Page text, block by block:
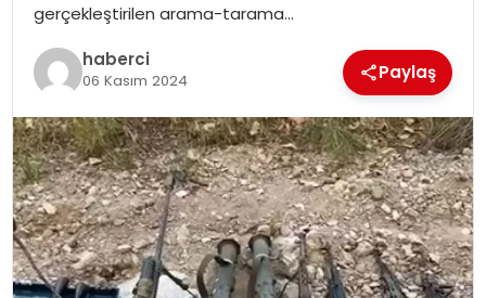
TEKNOLOJI
YAŞAM
gerçekleştirilen arama-tarama…
haberci
06 Kasım 2024 Paylaş